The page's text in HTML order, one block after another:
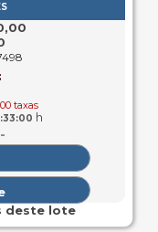
taxas
h
-
deste lote